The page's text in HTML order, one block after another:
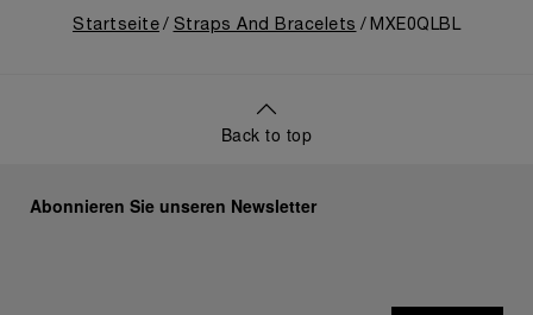
Startseite Straps And Bracelets MXE0QLBL
Back to top
Abonnieren Sie unseren Newsletter